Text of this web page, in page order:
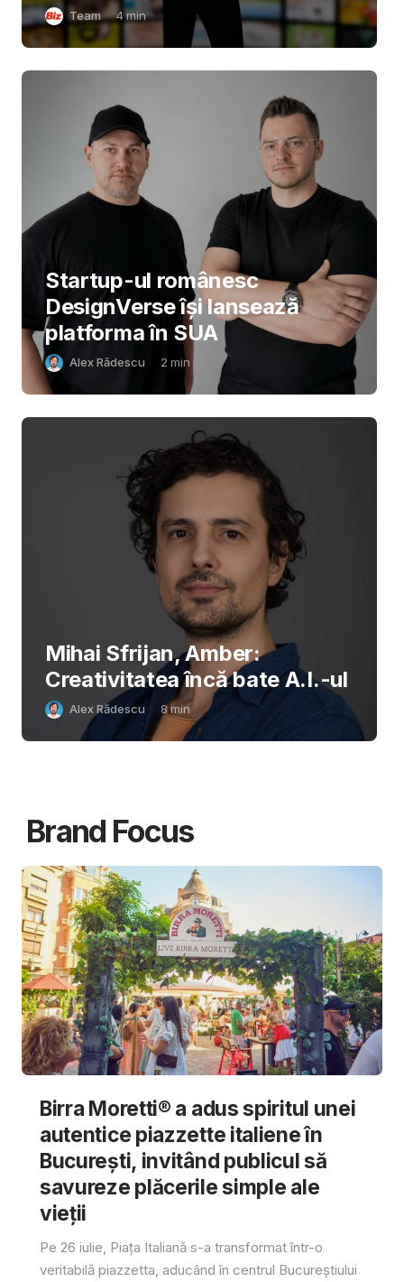
Team 4min
Startup-ul românesc
DesignVerse își lansează
platforma în SUA
Alex Rădescu 2 min
Mihai Sfrijan, Amber:
Creativitatea încă bate A.I.-ul
Alex Rădescu 8min
Brand Focus
Birra Moretti® a adus spiritul unei
autentice piazzette italiene în
București, invitând publicul să
savureze plăcerile simple ale
vieții
Pe 26 iulie, Piața Italiană s-a transformat într-o
veritabilă piazzetta, aducând în centrul Bucureștiului